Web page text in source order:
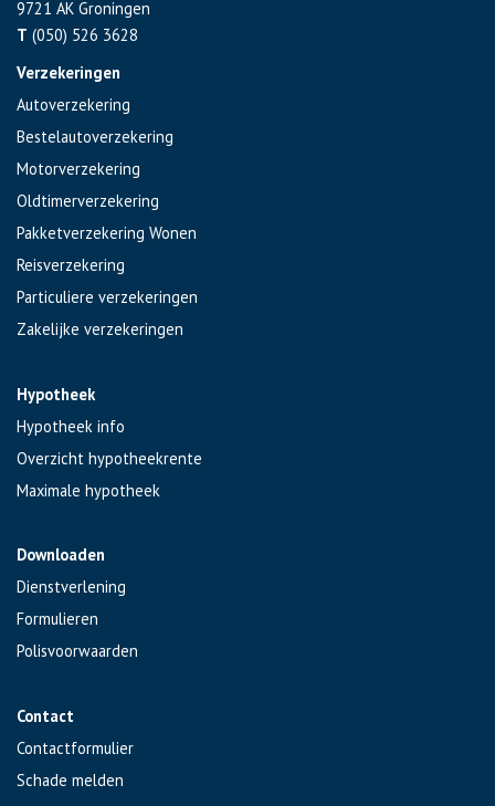
9721 AK Groningen
T (050) 526 3628
Verzekeringen
Autoverzekering
Bestelautoverzekering
Motorverzekering
Oldtimerverzekering
Pakketverzekering Wonen
Reisverzekering
Particuliere verzekeringen
Zakelijke verzekeringen
Hypotheek
Hypotheek info
Overzicht hypotheekrente
Maximale hypotheek
Downloaden
Dienstverlening
Formulieren
Polisvoorwaarden
Contact
Contactformulier
Schade melden